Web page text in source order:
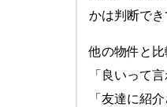
かは判断でき
他の物件と
「良いって
「友達に紹